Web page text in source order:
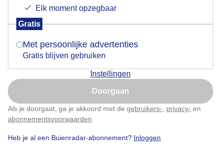
Elk moment opzegbaar
Gratis
Met persoonlijke advertenties
Gratis blijven gebruiken
Instellingen
Doorgaan
Als je doorgaat, ga je akkoord met de gebruikers- privacy- en
abonnementsvoorwaarden
Heb je al een Buienradar-abonnement? Inloggen
Marktdag onder een strakblauwe hemel.
Door: Paul Hermans Gemaakt: 07-11-2025, 34x bekeken
Mooiezonnigfrissedag Herfst Zon
Is goed, toon de popup
Nu niet, misschien later
Klik hierom dit aan te passen